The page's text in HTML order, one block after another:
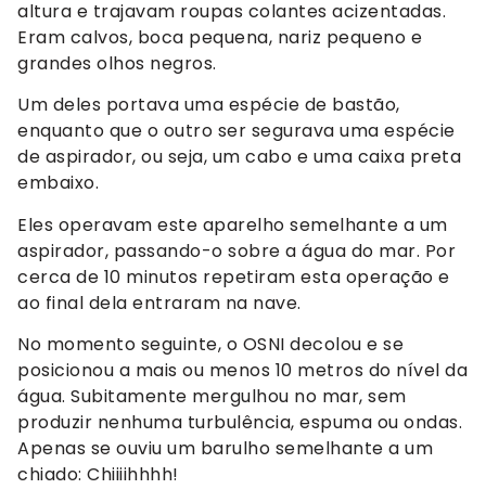
altura e trajavam roupas colantes acizentadas.
Eram calvos, boca pequena, nariz pequeno e
grandes olhos negros.
Um deles portava uma espécie de bastão,
enquanto que o outro ser segurava uma espécie
de aspirador, ou seja, um cabo e uma caixa preta
embaixo.
Eles operavam este aparelho semelhante a um
aspirador, passando-o sobre a água do mar. Por
cerca de 10 minutos repetiram esta operação e
ao final dela entraram na nave.
No momento seguinte, o OSNI decolou e se
posicionou a mais ou menos 10 metros do nível da
água. Subitamente mergulhou no mar, sem
produzir nenhuma turbulência, espuma ou ondas.
Apenas se ouviu um barulho semelhante a um
chiado: Chiiiihhhh!